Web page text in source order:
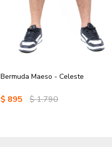
Bermuda Maeso - Celeste
$ 895 $1.790